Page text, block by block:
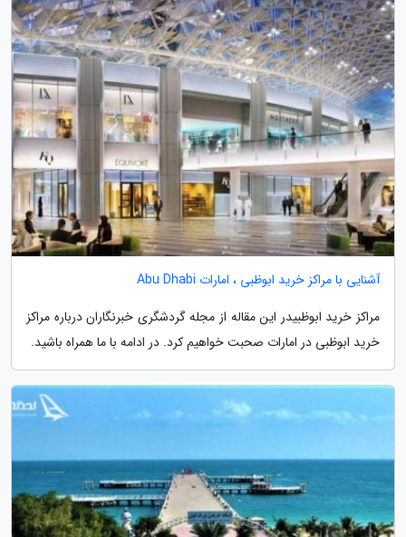
آشنایی با مراکز خرید ابوظبی ، امارات Abu Dhabi
مراکز خرید ابوظبیدر این مقاله از مجله گردشگری خبرنگاران درباره مراکز
خرید ابوظبی در امارات صحبت خواهیم کرد. در ادامه با ما همراه باشید.